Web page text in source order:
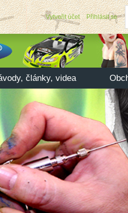
Vytvořit účet Přihlásit se
články, videa